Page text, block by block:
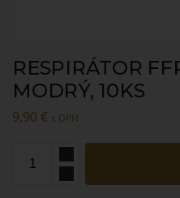
RESPIRÁTOR
MODRÝ, 10KS
9,90 € s DPH